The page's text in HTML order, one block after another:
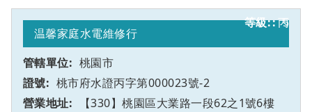
5
温馨家庭水電維修行
桃園市
桃市府水證丙字第000023號-2
【330】桃園區大業路一段62之1號6樓
丙